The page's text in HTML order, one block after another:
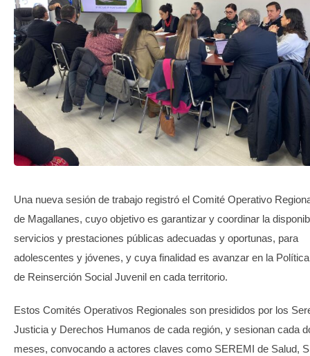
TRANSPARENCIA
Una nueva sesión de trabajo registró el Comité Operativo
de Magallanes, cuyo objetivo es garantizar y coordinar la
servicios y prestaciones públicas adecuadas y oportunas, para
adolescentes y jóvenes, y cuya finalidad es avanzar en la
de Reinserción Social Juvenil en cada territorio.
Estos Comités Operativos Regionales son presididos por los
Justicia y Derechos Humanos de cada región, y sesionan cada
meses, convocando a actores claves como SEREMI de Salud,